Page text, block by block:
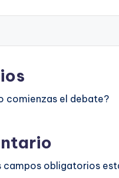
comienzas el debate?
campos obligatorios